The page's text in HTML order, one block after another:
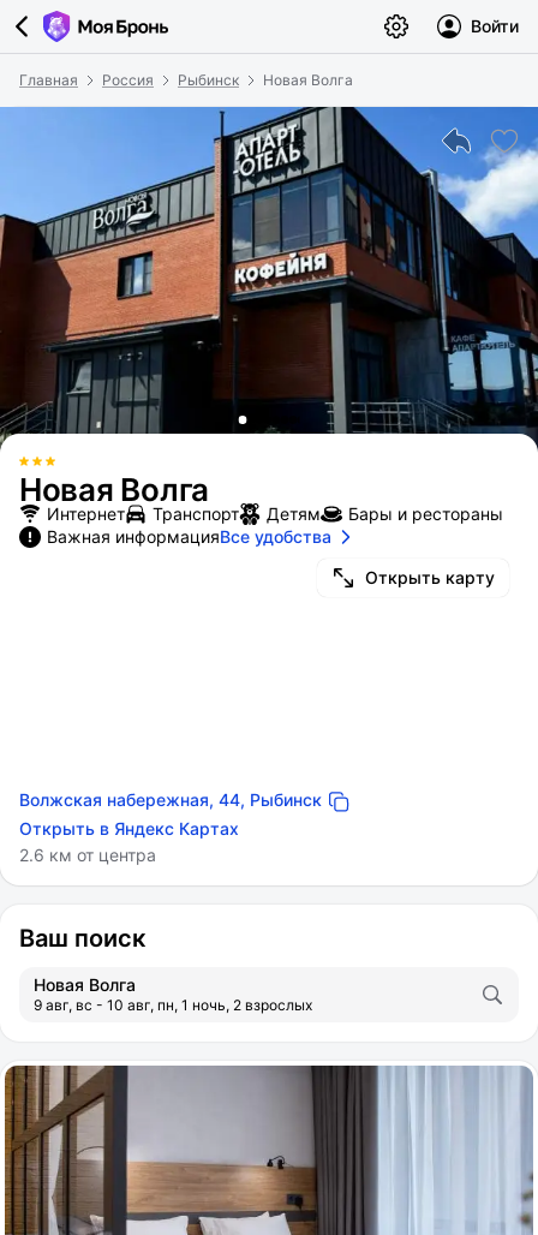
Войти
Главная Россия Рыбинск Новая Волга
Новая Волга
Открыть карту
Волжская набережная, 44, Рыбинск
Открыть в Яндекс Картах
2.6 км от центра
Интернет Транспорт Детям
Бары и рестораны
Важная информацияВсе удобства
Ваш поиск
Новая Волга
9 авг, вс - 10 авг, пн, 1 ночь, 2 взрослых